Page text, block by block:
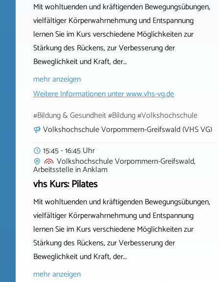
Mit wohltuenden und kräftigenden Bewegungsübungen,
vielfältiger Körperwahrnehmung und Entspannung
lernen Sie im Kurs verschiedene Möglichkeiten zur
Stärkung des Rückens, zur Verbesserung der
Beweglichkeit und Kraft, der…
mehr anzeigen
Weitere Informationen unterwww.vhs-vg.de
#Bildung & Gesundheit #Bildung #Volkshochschule
Volkshochschule Vorpommern-Greifswald (VHS VG)
15:45 - 16:45 Uhr
Volkshochschule Vorpommern-Greifswald,
ArbeitsstelleinAnklam
vhs Kurs: Pilates
Mit wohltuenden und kräftigenden Bewegungsübungen,
vielfältiger Körperwahrnehmung und Entspannung
lernen Sie im Kurs verschiedene Möglichkeiten zur
Stärkung des Rückens, zur Verbesserung der
Beweglichkeit und Kraft, der…
mehr anzeigen